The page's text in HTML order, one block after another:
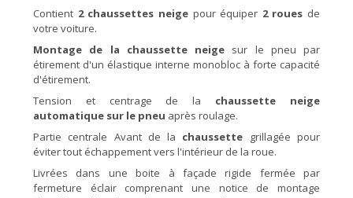
Contient 2 chaussettes neigepour équiper 2 roues de
votre voiture.
Montage de la chaussette neige sur le pneu par
étirement d'un élastique interne monobloc à forte capacité
d'étirement.
Tension et centrage de la chaussette neige
automatique sur le pneu après roulage.
Partie centrale Avant de la chaussette grillagée pour
éviter tout échappement vers l'intérieur de la roue.
Livrées dans une boite à façade rigide fermée par
fermeture éclair comprenant une notice de montage